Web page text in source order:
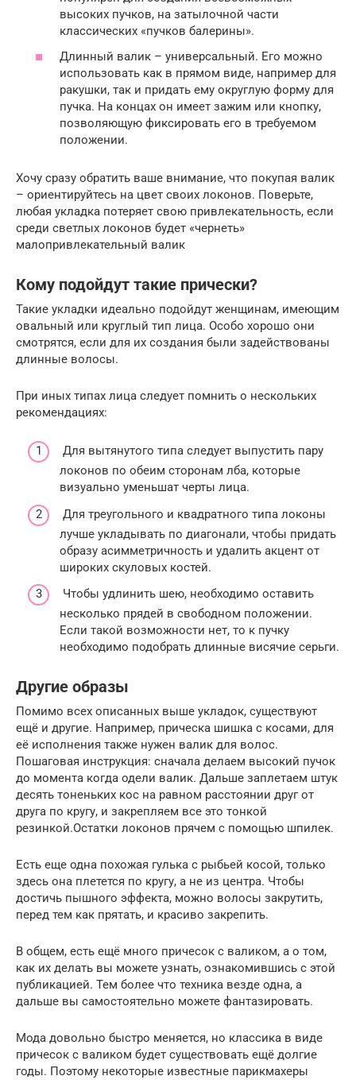
высоких пучков, на затылочной части
классических «пучков балерины».
Длинный валик – универсальный. Его можно
использовать как в прямом виде, например для
ракушки, так и придать ему округлую форму для
пучка. На концах он имеет зажим или кнопку,
позволяющую фиксировать его в требуемом
положении.
Хочу сразу обратить ваше внимание, что покупая валик
– ориентируйтесь на цвет своих локонов. Поверьте,
любая укладка потеряет свою привлекательность, если
среди светлых локонов будет «чернеть»
малопривлекательный валик
Кому подойдут такие прически?
Такие укладки идеально подойдут женщинам, имеющим
овальный или круглый тип лица. Особо хорошо они
смотрятся, если для их создания были задействованы
длинные волосы.
При иных типах лица следует помнить о нескольких
рекомендациях:
Для вытянутого типа следует выпустить пару
локонов по обеим сторонам лба, которые
визуально уменьшат черты лица.
Для треугольного и квадратного типа локоны
лучше укладывать по диагонали, чтобы придать
образу асимметричность и удалить акцент от
широких скуловых костей.
Чтобы удлинить шею, необходимо оставить
несколько прядей в свободном положении.
Если такой возможности нет, то к пучку
необходимо подобрать длинные висячие серьги.
Другие образы
Помимо всех описанных выше укладок, существуют
ещё и другие. Например, прическа шишка с косами, для
её исполнения также нужен валик для волос.
Пошаговая инструкция: сначала делаем высокий пучок
до момента когда одели валик. Дальше заплетаем штук
десять тоненьких кос на равном расстоянии друг от
друга по кругу, и закрепляем все это тонкой
резинкой.Остатки локонов прячем с помощью шпилек.
Есть еще одна похожая гулька с рыбьей косой, только
здесь она плетется по кругу, а не из центра. Чтобы
достичь пышного эффекта, можно волосы закрутить,
перед тем как прятать, и красиво закрепить.
В общем, есть ещё много причесок с валиком, а о том,
как их делать вы можете узнать, ознакомившись с этой
публикацией. Тем более что техника везде одна, а
дальше вы самостоятельно можете фантазировать.
Мода довольно быстро меняется, но классика в виде
причесок с валиком будет существовать ещё долгие
годы. Поэтому некоторые известные парикмахеры